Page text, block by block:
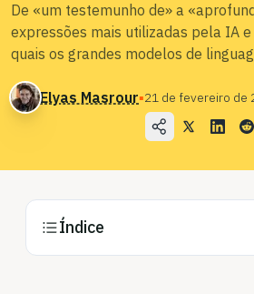
Casos de utilização
Empresa
Blog
De «um testemunho de» a
expressões mais utilizadas pela IA
quais os grandes modelos de
Elyas Masrour▪21 de fevereiro de
Índice